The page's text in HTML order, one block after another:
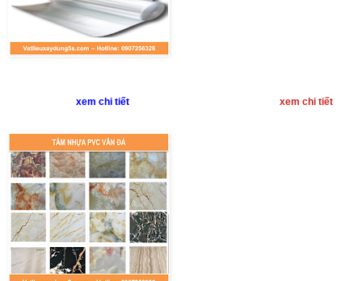
xem chi tiết xem chi tiết